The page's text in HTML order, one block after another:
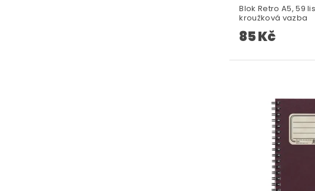
Blok Retro A5, 59
kroužková vazba
85 Kč